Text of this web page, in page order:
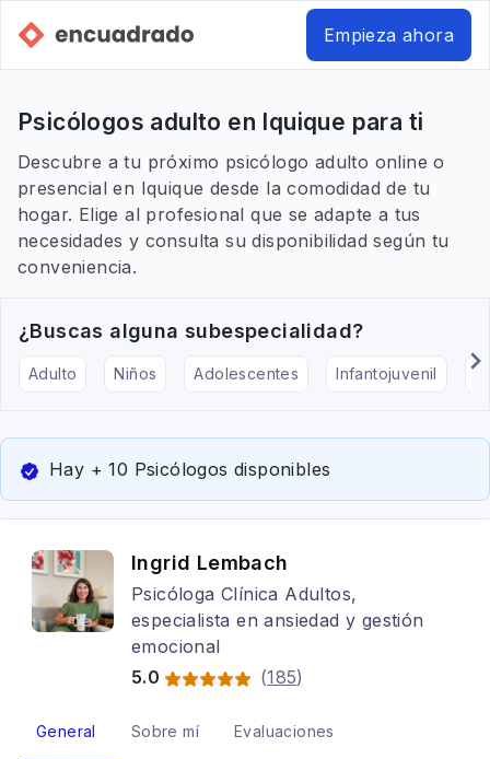
Empieza ahora
Psicólogos adulto en Iquique para ti
Descubre a tu próximo psicólogo adulto online o
presencial en Iquique desde la comodidad de tu
hogar. Elige al profesional que se adapte a tus
necesidades y consulta su disponibilidad según tu
conveniencia.
¿Buscas alguna subespecialidad?
Adulto Niños Adolescentes Infantojuvenil
Hay + 10 Psicólogos disponibles
Ingrid Lembach
Psicóloga Clínica Adultos,
especialista en ansiedad y gestión
emocional
5.0
(185)
General Sobre mí Evaluaciones